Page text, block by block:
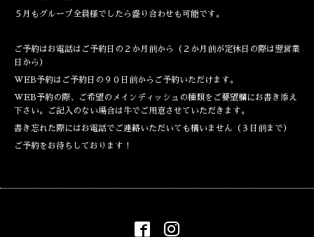
５月もグループ全員様でしたら盛り合わせも可能です。
ご予約はお電話はご予約日の２か月前から（２か月前が定休日の際は翌営業
日から）
WEB予約はご予約日の９０日前からご予約いただけます。
WEB予約の際、ご希望のメインディッシュの種類をご要望欄にお書き添え
下さい。ご記入のない場合は牛でご用意させていただきます。
書き忘れた際にはお電話でご連絡いただいても構いません（３日前まで）
ご予約をお待ちしております！